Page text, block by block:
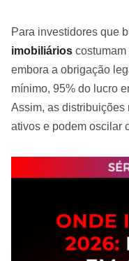
Para investidores que
imobiliários costumam
embora a obrigação
mínimo, 95% do lucro
Assim, as distribuições
ativos e podem oscilar